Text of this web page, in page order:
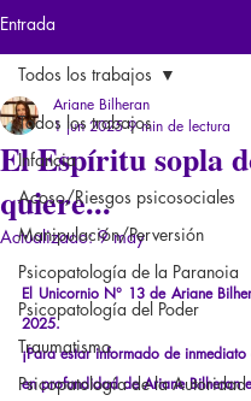
Entrada
Todos los trabajos
Infancia
Acoso/Riesgos psicosociales
Manipulación/Perversión
Psicopatología de la Paranoia
Psicopatología del Poder
Traumatismo
Psicopatología de la Autoridad
Todos los trabajos
El Espíritu sopla
quiere...
Ariane Bilheran
1 jun 2025 9 min de lectura
Actualizado:9 may
El Unicornio N° 13 de Ariane
2025.
¡Para estar informado de
en profundidad de Ariane Bilheran